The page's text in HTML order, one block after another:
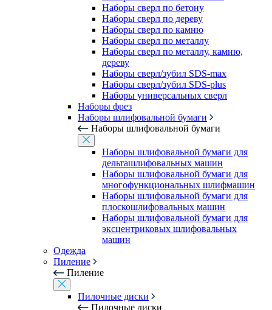
Наборы сверл по бетону
Наборы сверл по дереву
Наборы сверл по камню
Наборы сверл по металлу
Наборы сверл по металлу, камню,
дереву
Наборы сверл/зубил SDS-max
Наборы сверл/зубил SDS-plus
Наборы универсальных сверл
Наборы фрез
Наборы шлифовальной бумаги
Наборы шлифовальной бумаги
Наборы шлифовальной бумаги для
дельташлифовальных машин
Наборы шлифовальной бумаги для
многофункциональных шлифмашин
Наборы шлифовальной бумаги для
плоскошлифовальных машин
Наборы шлифовальной бумаги для
эксцентриковых шлифовальных
машин
Одежда
Пиление
Пиление
Пилочные диски
Пилочные диски